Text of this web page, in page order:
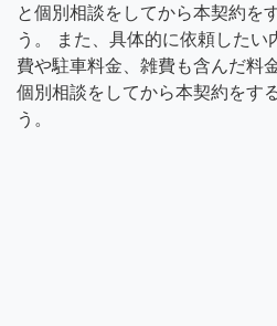
と個別相談をしてから本契約を
う。 また、具体的に依頼したい
費や駐車料金、雑費も含んだ料
個別相談をしてから本契約をす
う。